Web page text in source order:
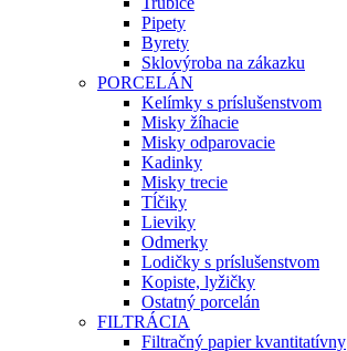
Pipety
Byrety
Sklovýroba na zákazku
PORCELÁN
Kelímky s príslušenstvom
Misky žíhacie
Misky odparovacie
Kadinky
Misky trecie
Tĺčiky
Lieviky
Odmerky
Lodičky s príslušenstvom
Kopiste, lyžičky
Ostatný porcelán
FILTRÁCIA
Filtračný papier kvantitatívny